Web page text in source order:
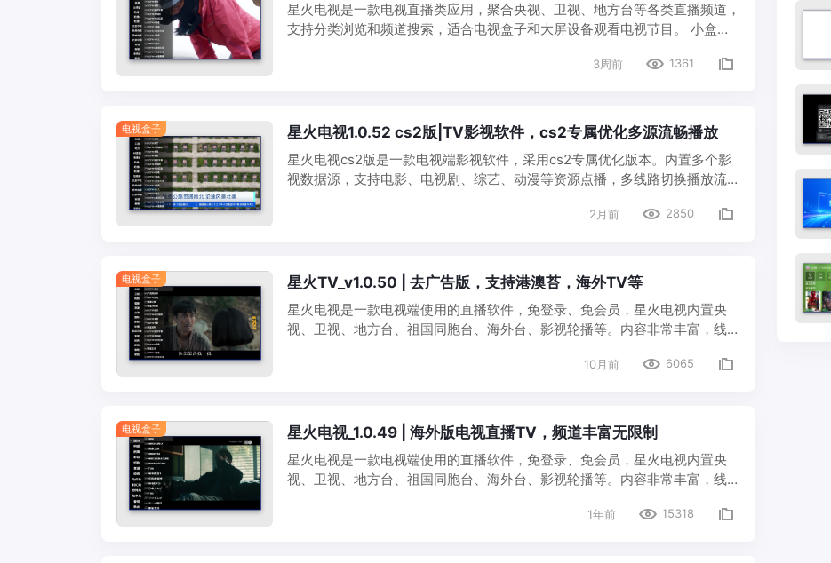
星火电视是一款电视直播类应用，聚合央视、卫视、地方台等各类直播频道，
支持分类浏览和频道搜索，适合电视盒子和大屏设备观看电视节目。 小盒子
3周前 1361
电视盒子 星火电视1.0.52 cs2版|TV影视软件，cs2专属优化多源流畅播放
星火电视cs2版是一款电视端影视软件，采用cs2专属优化版本。内置多个影
视数据源，支持电影、电视剧、综艺、动漫等资源点播，多线路切换播放流
2月前 2850
电视盒子 星火TV_v1.0.50 | 去广告版，支持港澳苔，海外TV等
星火电视是一款电视端使用的直播软件，免登录、免会员，星火电视内置央
视、卫视、地方台、祖国同胞台、海外台、影视轮播等。内容非常丰富，线路
10月前 6065
电视盒子 星火电视_1.0.49 | 海外版电视直播TV，频道丰富无限制
星火电视是一款电视端使用的直播软件，免登录、免会员，星火电视内置央
视、卫视、地方台、祖国同胞台、海外台、影视轮播等。内容非常丰富，线路
1年前 15318